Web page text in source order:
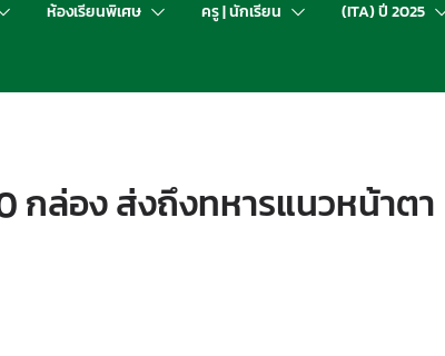
ห้องเรียนพิเศษ ครู | นักเรียน (ITA) ปี 2025
กล่อง ส่งถึงทหารแนวหน้าตา